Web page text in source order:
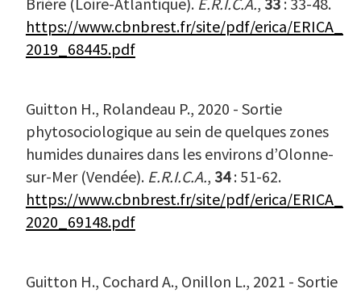
https://www.cbnbrest.fr/site/pdf/erica/ERICA_
2019_68445.pdf
Guitton H., Rolandeau P., 2020 - Sortie
phytosociologique au sein de quelques zones
humides dunaires dans les environs d’Olonne-
sur-Mer (Vendée). E.R.I.C.A., 34: 51-62.
https://www.cbnbrest.fr/site/pdf/erica/ERICA_
2020_69148.pdf
Guitton H., Cochard A., Onillon L., 2021 - Sortie